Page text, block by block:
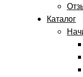
Каталог